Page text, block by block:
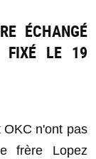
ÉCHANGÉ
FIXÉ LE 19
OKC n'ont pas
frère Lopez